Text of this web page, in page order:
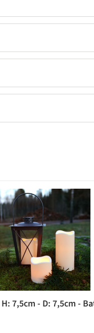
7,5cm - D: 7,5cm -